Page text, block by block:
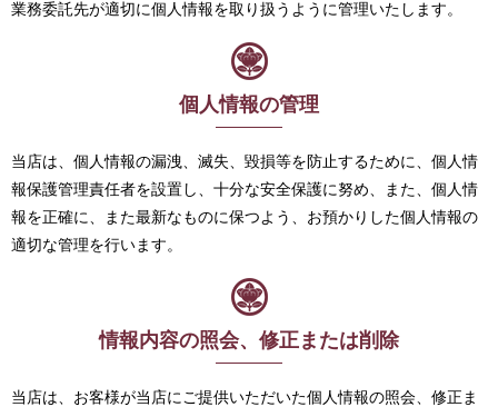
業務委託先が適切に個人情報を取り扱うように管理いたします。
個人情報の管理
当店は、個人情報の漏洩、滅失、毀損等を防止するために、個人情
報保護管理責任者を設置し、十分な安全保護に努め、また、個人情
報を正確に、また最新なものに保つよう、お預かりした個人情報の
適切な管理を行います。
情報内容の照会、修正または削除
当店は、お客様が当店にご提供いただいた個人情報の照会、修正ま